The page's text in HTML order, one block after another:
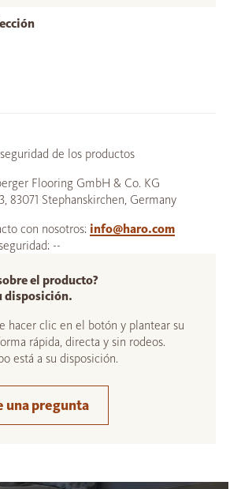
de los productos
Flooring GmbH & Co. KG
83071 Stephanskirchen, Germany
con nosotros: info@haro.com
--
el producto?
disposición.
hacer clic en el botón y plantear su
rápida, directa y sin rodeos.
está a su disposición.
una pregunta